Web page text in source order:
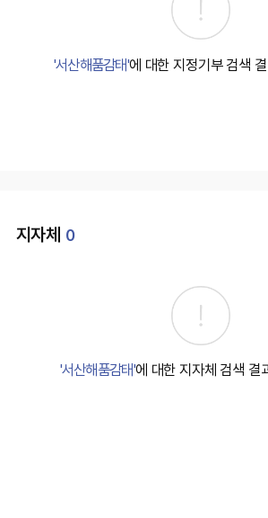
'서산해품감태'에 대한 지정기부 검색
지자체 0
'서산해품감태'에 대한 지자체 검색 결